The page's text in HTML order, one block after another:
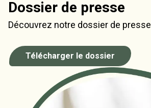
Dossier de presse
Découvrez notre dossier de presse
Télécharger le dossier